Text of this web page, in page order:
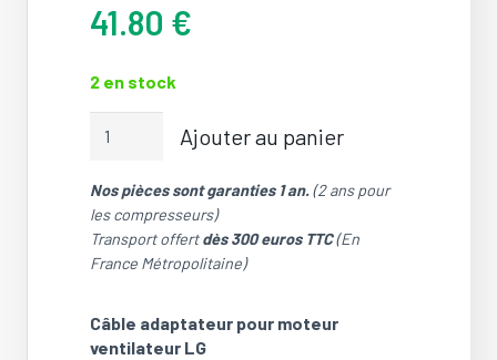
41.80 €
2 en stock
adaptateur
pour
moteur
ventilateur
(De
connecteur
Ajouter au panier
Nos pièces sont garanties 1 an.(2 ans pour
les compresseurs)
Transport offertdès 300 euros TTC(En
France Métropolitaine)
Câble adaptateur pour moteur
ventilateur LG